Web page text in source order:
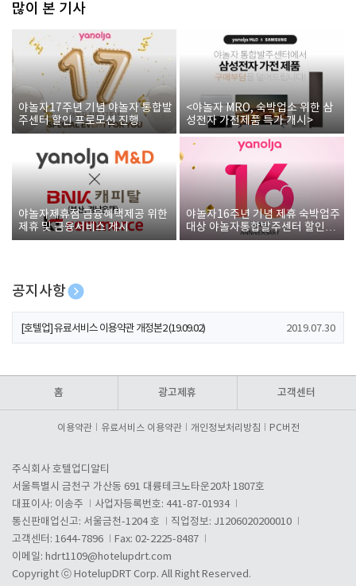
많이 본 기사
야놀자17주년 기념 야놀자 통합발
주센터 할인 프로모션 진행
<야놀자 MRO, 숙박업소 위한 삼
성전자 가전제품 특가 개시>
야놀자제휴점 금융혜택제공 위한
제휴 및 금융서비스 게시
야놀자16주년 기념 제휴 숙박업주
대상 야놀자통합발주센터 할인쿠
폰 증정
공지사항
[호텔업] 개인정보 처리방침 개정본1 (19.09.02)
[호텔업] 유료서비스 이용약관 개정본2 (19.09.02) 2019.07.30
홈 광고제휴 고객센터
이용약관 유료서비스 이용약관 개인정보처리방침 PC버전
주식회사 호텔업디알티
서울특별시 금천구 가산동 691 대륭테크노타운20차 1807호
대표이사: 이송주
사업자등록번호: 441-87-01934
통신판매업신고: 서울금천-1204 호
직업정보: J1206020200010
고객센터: 1644-7896
Fax: 02-2225-8487
이메일: hdrt1109@hotelupdrt.com
Copyright ⓒ HotelupDRT Corp. All Right Reserved.